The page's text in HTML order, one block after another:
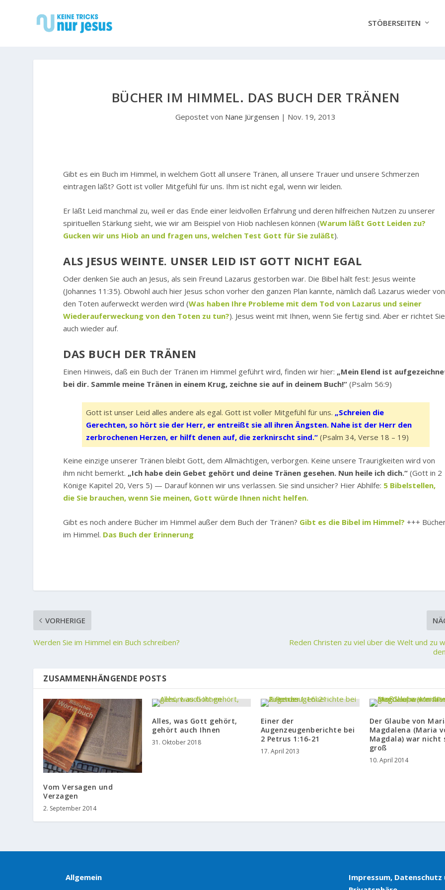
STÖBERSEITEN
BÜCHER IM HIMMEL. DAS BUCH DER TRÄNEN
Gepostet von Nane Jürgensen | Nov. 19, 2013
Gibt es ein Buch im Himmel, in welchem Gott all unsere Tränen, all unsere Trauer und unsere Schmerzen
eintragen läßt? Gott ist voller Mitgefühl für uns. Ihm ist nicht egal, wenn wir leiden.
Er läßt Leid manchmal zu, weil er das Ende einer leidvollen Erfahrung und deren hilfreichen Nutzen zu unserer
spirituellen Stärkung sieht, wie wir am Beispiel von Hiob nachlesen können (Warum läßt Gott Leiden zu?
Gucken wir uns Hiob an und fragen uns, welchen Test Gott für Sie zuläßt).
ALS JESUS WEINTE. UNSER LEID IST GOTT NICHT EGAL
Oder denken Sie auch an Jesus, als sein Freund Lazarus gestorben war. Die Bibel hält fest: Jesus weinte
(Johannes 11:35). Obwohl auch hier Jesus schon vorher den ganzen Plan kannte, nämlich daß Lazarus wieder von
den Toten auferweckt werden wird (Was haben Ihre Probleme mit dem Tod von Lazarus und seiner
Wiederauferweckung von den Toten zu tun?). Jesus weint mit Ihnen, wenn Sie fertig sind. Aber er richtet Sie
auch wieder auf.
DAS BUCH DER TRÄNEN
Einen Hinweis, daß ein Buch der Tränen im Himmel geführt wird, finden wir hier: „Mein Elend ist
bei dir. Sammle meine Tränen in einem Krug, zeichne sie auf in deinem Buch!“ (Psalm 56:9)
Gott ist unser Leid alles andere als egal. Gott ist voller Mitgefühl für uns. „Schreien die
Gerechten, so hört sie der Herr, er entreißt sie all ihren Ängsten. Nahe ist der Herr den
zerbrochenen Herzen, er hilft denen auf, die zerknirscht sind.“(Psalm 34, Verse 18 – 19)
Keine einzige unserer Tränen bleibt Gott, dem Allmächtigen, verborgen. Keine unsere Traurigkeiten wird von
ihm nicht bemerkt. „Ich habe dein Gebet gehört und deine Tränen gesehen. Nun heile ich dich.“ (Gott in 2
Könige Kapitel 20, Vers 5) — Darauf können wir uns verlassen. Sie sind unsicher? Hier Abhilfe: 5 Bibelstellen,
die Sie brauchen, wenn Sie meinen, Gott würde Ihnen nicht helfen.
Gibt es noch andere Bücher im Himmel außer dem Buch der Tränen? Gibt es die Bibel im Himmel? +++
im Himmel. Das Buch der Erinnerung
VORHERIGE
Werden Sie im Himmel ein Buch schreiben?
Reden Christen zu viel über die Welt und zu
ZUSAMMENHÄNGENDE POSTS
Vom Versagen und
Verzagen
2. September 2014
Alles, was Gott gehört,
gehört auch Ihnen
31. Oktober 2018
Einer der
Augenzeugenberichte bei
2 Petrus 1:16-21
17. April 2013
Der Glaube von
Magdalena (Maria
Magdala) war nicht
groß
10. April 2014
Allgemein
Impressum, Datenschutz